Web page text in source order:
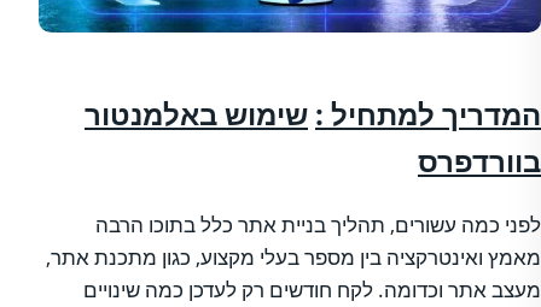
המדריך למתחיל : שימוש באלמנטור
בוורדפרס
לפני כמה עשורים, תהליך בניית אתר כלל בתוכו הרבה
מאמץ ואינטרקציה בין מספר בעלי מקצוע, כגון מתכנת אתר,
מעצב אתר וכדומה. לקח חודשים רק לעדכן כמה שינויים